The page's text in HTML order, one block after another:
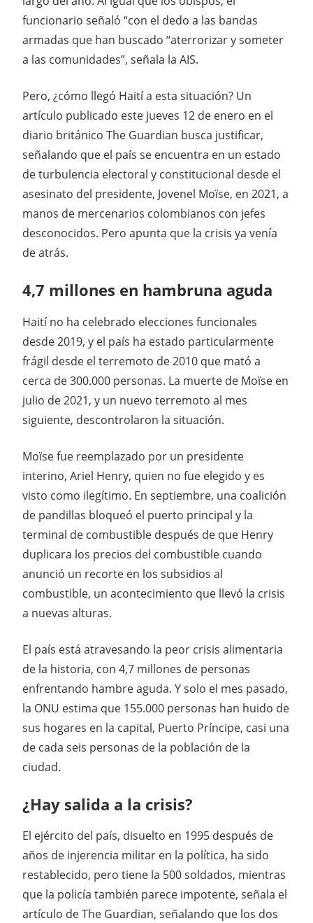
funcionario señaló “con el dedo a las bandas
armadas que han buscado “aterrorizar y someter
a las comunidades”, señala la AIS.
Pero, ¿cómo llegó Haití a esta situación? Un
artículo publicado este jueves 12 de enero en el
diario británico The Guardian busca justificar,
señalando que el país se encuentra en un estado
de turbulencia electoral y constitucional desde el
asesinato del presidente, Jovenel Moïse, en 2021, a
manos de mercenarios colombianos con jefes
desconocidos. Pero apunta que la crisis ya venía
de atrás.
4,7 millones en hambruna aguda
Haití no ha celebrado elecciones funcionales
desde 2019, y el país ha estado particularmente
frágil desde el terremoto de 2010 que mató a
cerca de 300.000 personas. La muerte de Moïse en
julio de 2021, y un nuevo terremoto al mes
siguiente, descontrolaron la situación.
Moïse fue reemplazado por un presidente
interino, Ariel Henry, quien no fue elegido y es
visto como ilegítimo. En septiembre, una coalición
de pandillas bloqueó el puerto principal y la
terminal de combustible después de que Henry
duplicara los precios del combustible cuando
anunció un recorte en los subsidios al
combustible, un acontecimiento que llevó la crisis
a nuevas alturas.
El país está atravesando la peor crisis alimentaria
de la historia, con 4,7 millones de personas
enfrentando hambre aguda. Y solo el mes pasado,
la ONU estima que 155.000 personas han huido de
sus hogares en la capital, Puerto Príncipe, casi una
de cada seis personas de la población de la
ciudad.
¿Hay salida a la crisis?
El ejército del país, disuelto en 1995 después de
años de injerencia militar en la política, ha sido
restablecido, pero tiene la 500 soldados, mientras
que la policía también parece impotente, señala el
artículo de The Guardian, señalando que los dos